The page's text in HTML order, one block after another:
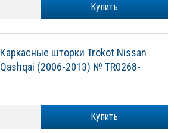
Купить
Каркасные шторки Trokot Nissan
Qashqai (2006-2013) № TR0268-
Купить